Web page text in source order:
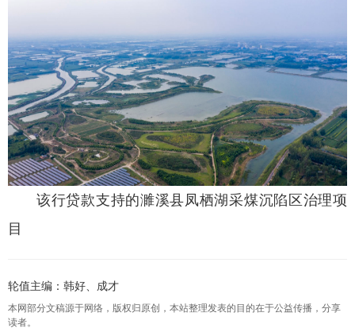
该行贷款支持的濉溪县凤栖湖采煤沉陷区治理项
目
轮值主编：韩好、成才
本网部分文稿源于网络，版权归原创，本站整理发表的目的在于公益传播，分享
读者。